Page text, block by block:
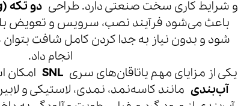
و شرایط کاری سخت صنعتی دارد. طراحیدو تکه (Split Housing)
باعث می‌شود فرآیند نصب، سرویس و تعویض
شود و بدون نیاز به جدا کردن کامل شافت بتوان
انجام داد.
یکی از مزایای مهم یاتاقان‌های سریSNL امکان
آب‌بندی مانند کاسه‌نمد، نمدی، لاستیکی و